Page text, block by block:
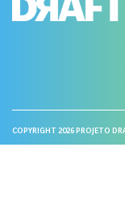
COPYRIGHT 2026 PROJETO